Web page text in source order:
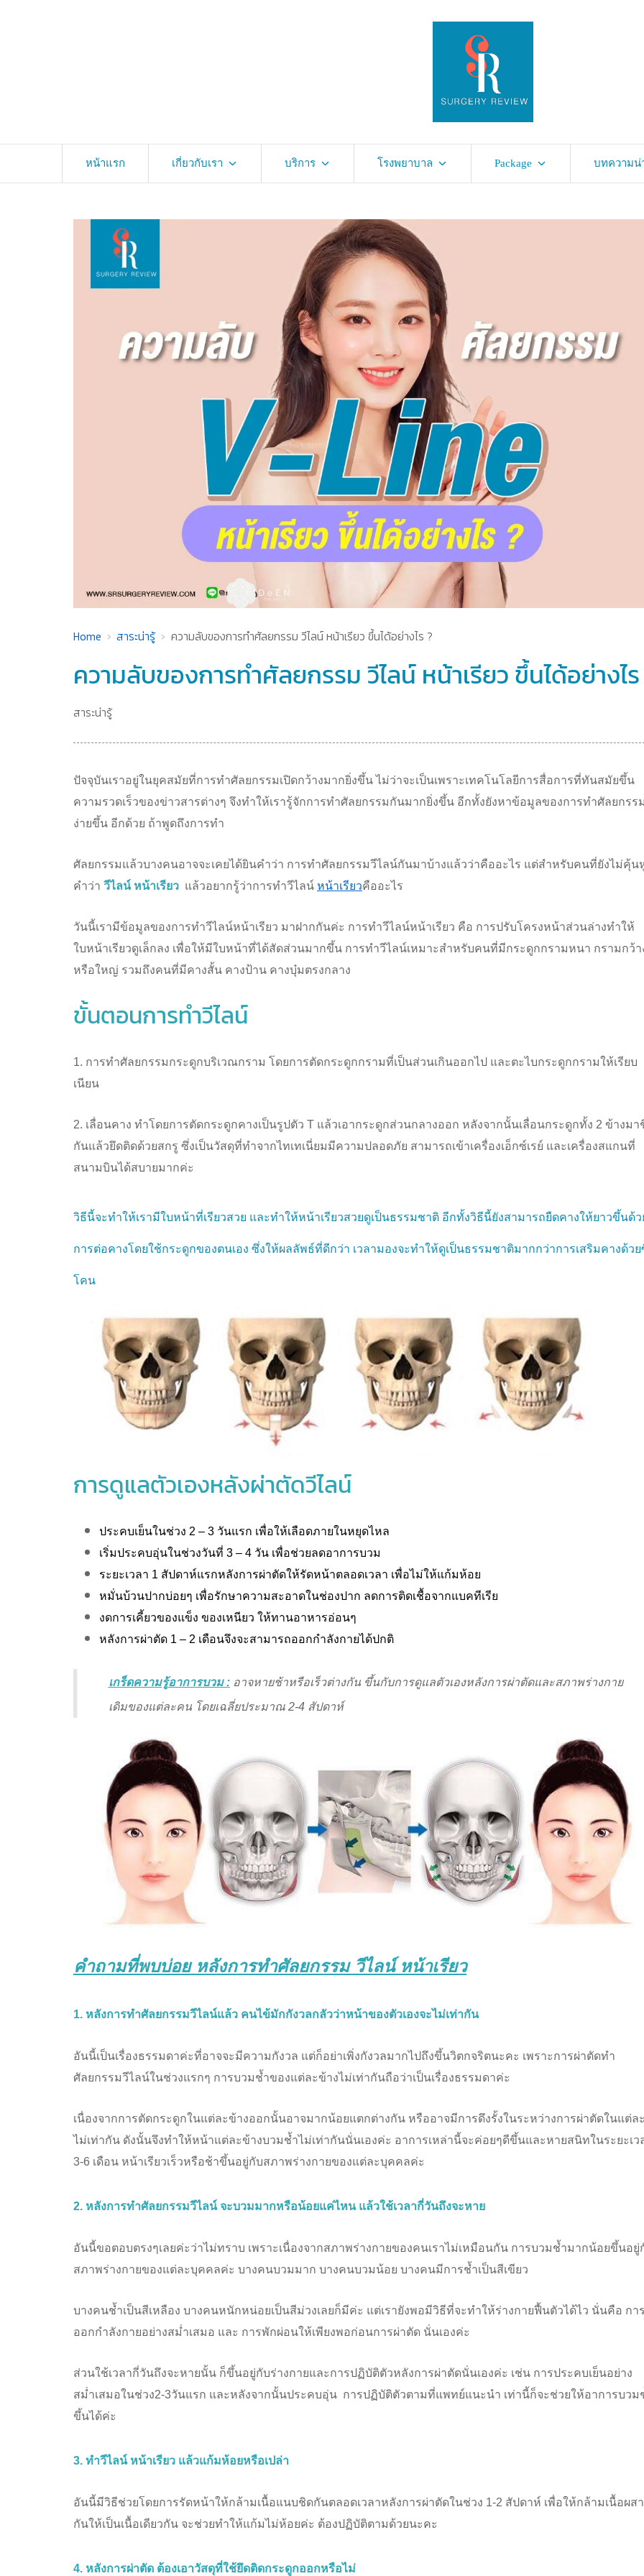
หน้าแรก เกี่ยวกับเรา บริการ โรงพยาบาล Package บทความน่
Home สาระน่ารู้ ความลับของการทำศัลยกรรม วีไลน์ หน้าเรียว ขึ้นได้อย่างไร ?
ความลับของการทำศัลยกรรม วีไลน์ หน้าเรียว ขึ้นได้อย่างไ
สาระน่ารู้
ปัจจุบันเราอยู่ในยุคสมัยที่การทำศัลยกรรมเปิดกว้างมากยิ่งขึ้น ไม่ว่าจะเป็นเพราะเทคโนโลยีการสื่อการที่ทันสมัยขึ้น
ความรวดเร็วของข่าวสารต่างๆ จึงทำให้เรารู้จักการทำศัลยกรรมกันมากยิ่งขึ้น อีกทั้งยังหาข้อมูลของการทำศัลยกรร
ง่ายขึ้น อีกด้วย ถ้าพูดถึงการทำ
ศัลยกรรมแล้วบางคนอาจจะเคยได้ยินคำว่า การทำศัลยกรรมวีไลน์กันมาบ้างแล้วว่าคืออะไร แต่สำหรับคนที่ยังไม่คุ้น
คำว่า วีไลน์ หน้าเรียว แล้วอยากรู้ว่าการทำวีไลน์ หน้าเรียวคืออะไร
วันนี้เรามีข้อมูลของการทำวีไลน์หน้าเรียว มาฝากกันค่ะ การทำวีไลน์หน้าเรียว คือ การปรับโครงหน้าส่วนล่างทำให้
ใบหน้าเรียวดูเล็กลง เพื่อให้มีใบหน้าที่ได้สัดส่วนมากขึ้น การทำวีไลน์เหมาะสำหรับคนที่มีกระดูกกรามหนา กรามกว้า
หรือใหญ่ รวมถึงคนที่มีคางสั้น คางป้าน คางบุ๋มตรงกลาง
ขั้นตอนการทำวีไลน์
1. การทำศัลยกรรมกระดูกบริเวณกราม โดยการตัดกระดูกกรามที่เป็นส่วนเกินออกไป และตะไบกระดูกกรามให้เรียบ
เนียน
2. เลื่อนคาง ทำโดยการตัดกระดูกคางเป็นรูปตัว T แล้วเอากระดูกส่วนกลางออก หลังจากนั้นเลื่อนกระดูกทั้ง 2 ข้างมา
กันแล้วยึดติดด้วยสกรู ซึ่งเป็นวัสดุที่ทำจากไทเทเนี่ยมมีความปลอดภัย สามารถเข้าเครื่องเอ็กซ์เรย์ และเครื่องสแกนที่
สนามบินได้สบายมากค่ะ
วิธีนี้จะทำให้เรามีใบหน้าที่เรียวสวย และทำให้หน้าเรียวสวยดูเป็นธรรมชาติ อีกทั้งวิธีนี้ยังสามารถยืดคางให้ยาวขึ้นด้ว
การต่อคางโดยใช้กระดูกของตนเอง ซึ่งให้ผลลัพธ์ที่ดีกว่า เวลามองจะทำให้ดูเป็นธรรมชาติมากกว่าการเสริมคางด้ว
โคน
การดูแลตัวเองหลังผ่าตัดวีไลน์
ประคบเย็นในช่วง 2 – 3 วันแรก เพื่อให้เลือดภายในหยุดไหล
เริ่มประคบอุ่นในช่วงวันที่ 3 – 4 วัน เพื่อช่วยลดอาการบวม
ระยะเวลา 1 สัปดาห์แรกหลังการผ่าตัดให้รัดหน้าตลอดเวลา เพื่อไม่ให้แก้มห้อย
หมั่นบ้วนปากบ่อยๆ เพื่อรักษาความสะอาดในช่องปาก ลดการติดเชื้อจากแบคทีเรีย
งดการเคี้ยวของแข็ง ของเหนียว ให้ทานอาหารอ่อนๆ
หลังการผ่าตัด 1 – 2 เดือนจึงจะสามารถออกกำลังกายได้ปกติ
เกร็ดความรู้อาการบวม :อาจหายช้าหรือเร็วต่างกัน ขึ้นกับการดูแลตัวเองหลังการผ่าตัดและสภาพร่างกาย
เดิมของแต่ละคน โดยเฉลี่ยประมาณ 2-4 สัปดาห์
คำถามที่พบบ่อยหลังการทำศัลยกรรม วีไลน์ หน้าเรียว
1. หลังการทำศัลยกรรมวีไลน์แล้ว คนไข้มักกังวลกลัวว่าหน้าของตัวเองจะไม่เท่ากัน
อันนี้เป็นเรื่องธรรมดาค่ะที่อาจจะมีความกังวล แต่ก็อย่าเพิ่งกังวลมากไปถึงขึ้นวิตกจริตนะคะ เพราะการผ่าตัดทำ
ศัลยกรรมวีไลน์ในช่วงแรกๆ การบวมช้ำของแต่ละข้างไม่เท่ากันถือว่าเป็นเรื่องธรรมดาค่ะ
เนื่องจากการตัดกระดูกในแต่ละข้างออกนั้นอาจมากน้อยแตกต่างกัน หรืออาจมีการดึงรั้งในระหว่างการผ่าตัดในแต่ล
ไม่เท่ากัน ดังนั้นจึงทำให้หน้าแต่ละข้างบวมช้ำไม่เท่ากันนั่นเองค่ะ อาการเหล่านี้จะค่อยๆดีขึ้นและหายสนิทในระยะเว
3-6 เดือน หน้าเรียวเร็วหรือช้าขึ้นอยู่กับสภาพร่างกายของแต่ละบุคคลค่ะ
2. หลังการทำศัลยกรรมวีไลน์ จะบวมมากหรือน้อยแค่ไหน แล้วใช้เวลากี่วันถึงจะหาย
อันนี้ขอตอบตรงๆเลยค่ะว่าไม่ทราบ เพราะเนื่องจากสภาพร่างกายของคนเราไม่เหมือนกัน การบวมช้ำมากน้อยขึ้นอยู่
สภาพร่างกายของแต่ละบุคคลค่ะ บางคนบวมมาก บางคนบวมน้อย บางคนมีการช้ำเป็นสีเขียว
บางคนช้ำเป็นสีเหลือง บางคนหนักหน่อยเป็นสีม่วงเลยก็มีค่ะ แต่เรายังพอมีวิธีที่จะทำให้ร่างกายฟื้นตัวได้ไว นั่นคือ การ
ออกกำลังกายอย่างสม่ำเสมอ และ การพักผ่อนให้เพียงพอก่อนการผ่าตัด นั่นเองค่ะ
ส่วนใช้เวลากี่วันถึงจะหายนั้น ก็ขึ้นอยู่กับร่างกายและการปฏิบัติตัวหลังการผ่าตัดนั่นเองค่ะ เช่น การประคบเย็นอย่าง
สม่ำเสมอในช่วง2-3วันแรก และหลังจากนั้นประคบอุ่น การปฏิบัติตัวตามที่แพทย์แนะนำ เท่านี้ก็จะช่วยให้อาการบวม
ขึ้นได้ค่ะ
3. ทำวีไลน์ หน้าเรียว แล้วแก้มห้อยหรือเปล่า
อันนี้มีวิธีช่วยโดยการรัดหน้าให้กล้ามเนื้อแนบชิดกันตลอดเวลาหลังการผ่าตัดในช่วง 1-2 สัปดาห์ เพื่อให้กล้ามเนื้อผส
กันให้เป็นเนื้อเดียวกัน จะช่วยทำให้แก้มไม่ห้อยค่ะ ต้องปฏิบัติตามด้วยนะคะ
4. หลังการผ่าตัด ต้องเอาวัสดุที่ใช้ยึดติดกระดูกออกหรือไม่